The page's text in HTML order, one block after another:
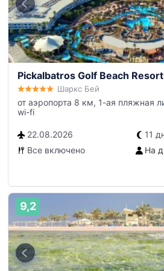
Pickalbatros Golf Beach Resort
Шаркс Бей
от аэропорта 8 км, 1-ая пляжная
wi-fi
22.08.2026
11
Все включено
На
9,2